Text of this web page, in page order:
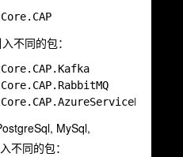
不同的包：
MySql,
不同的包：